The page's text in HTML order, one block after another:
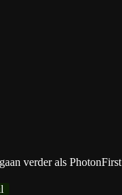
verder als PhotonFirst